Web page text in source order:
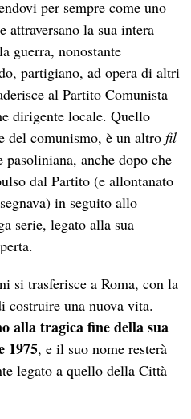
per sempre come uno
la sua intera
guerra, nonostante
partigiano, ad opera di altri
al Partito Comunista
dirigente locale. Quello
del comunismo, è un altrofil
anche dopo che
dal Partito (e allontanato
in seguito allo
serie, legato alla sua
si trasferisce a Roma, con la
costruire una nuova vita.
alla tragica fine della sua
1975, e il suo nome resterà
legato a quello della Città